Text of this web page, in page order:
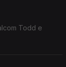
Todd e